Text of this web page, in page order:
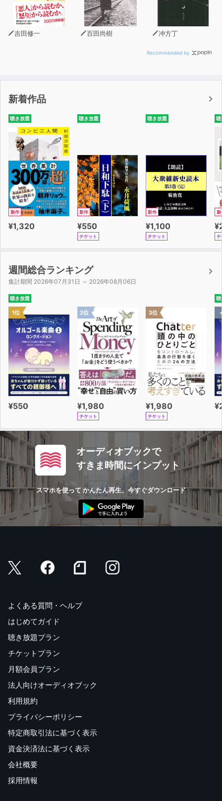
社アルプス警備保障 代表取締役/冒険家
第6章 教育者から布教者へ。生きづらさから見出した一筋
第8章 「志」が人生の質を上げる。きっかけは信じてくれ
た人の言葉 / 溝端勇二 ながの結婚支援センター代表
第9章 子どもに寄り添い60年。「こころの目」で見つめ
続ける子どもの未来 / 安部利一 臨床心理士/公認心理師
第10章 「微生物の力で地球の課題を解決したい」。必然
の使命に導かれて奔走する元園長 / 野本佳鈴 EM親善大使
/ 小田切秀穂 元公立高校教諭/予備校講師
光治 酪農発明家
吉田修一 百田尚樹 冲方丁
Recommended by
新着作品
聴き放題
新作
¥1,320
聴き放題
新作
¥550
チケット
聴き放題
新作
¥1,100
チケット
聴
新
チ
週間総合ランキング
集計期間 2026年07月31日 ～ 2026年08月06日
聴き放題
1位
¥550
2位
¥1,980
チケット
3位
¥1,980
チケット
聴
オーディオブックで
すきま時間にインプット
スマホを使って かんたん再生、今すぐダウンロード
よくある質問・ヘルプ
はじめてガイド
聴き放題プラン
チケットプラン
月額会員プラン
法人向けオーディオブック
利用規約
プライバシーポリシー
特定商取引法に基づく表示
資金決済法に基づく表示
会社概要
採用情報